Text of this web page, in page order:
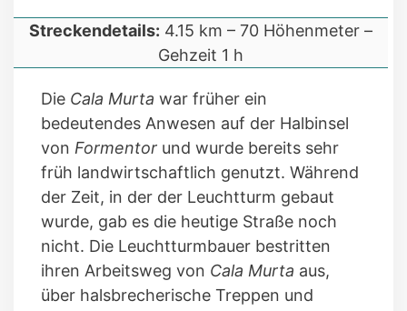
Streckendetails: 4.15 km – 70 Höhenmeter –
Gehzeit 1 h
Die Cala Murta war früher ein
bedeutendes Anwesen auf der Halbinsel
von Formentor und wurde bereits sehr
früh landwirtschaftlich genutzt. Während
der Zeit, in der der Leuchtturm gebaut
wurde, gab es die heutige Straße noch
nicht. Die Leuchtturmbauer bestritten
ihren Arbeitsweg von Cala Murta aus,
über halsbrecherische Treppen und